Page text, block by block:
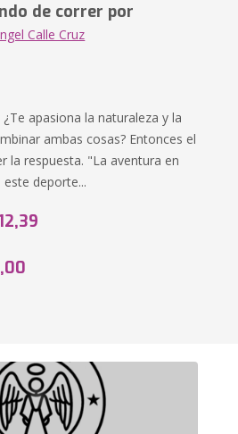
de correr por
Calle Cruz
apasiona la naturaleza y la
ambas cosas? Entonces el
la respuesta. "La aventura en
deporte...